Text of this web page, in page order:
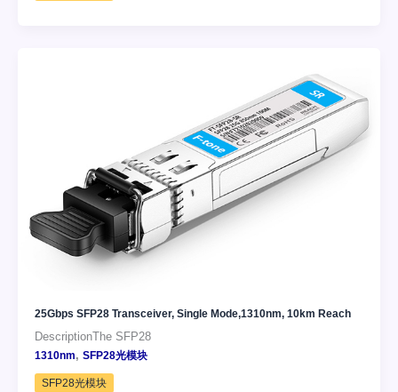
25Gbps SFP28 Transceiver, Single Mode,1310nm, 10km Reach
DescriptionThe SFP28
1310nm, SFP28光模块
SFP28光模块